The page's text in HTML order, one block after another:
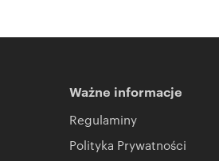
Ważne informacje
Regulaminy
Polityka Prywatności